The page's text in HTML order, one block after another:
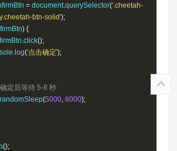
= document querySelector('.cheetah-
btn-solid');
) {
confirmBtn
click();
console
log('点击确定');
定后等待 5-8 秒
randomSleep
(5000 8000);
();